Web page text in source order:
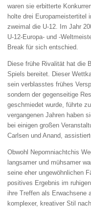
waren sie erbitterte
holte drei Europameistertitel
zweimal die U-12. Im Jahr
U-12-Europa- und -
Break für sich entschied.
Diese frühe Rivalität hat die
Spiels bereitet. Dieser
sein verblasstes frühes
sondern der gegenseitige
geschmiedet wurde, führte
vergangenen Jahren haben
bei einigen großen
Carlsen und Anand,
Obwohl Nepomniachtchis
langsamer und mühsamer
seine eher ungewöhnlichen
positives Ergebnis im
ihre Treffen als Erwachsene
komplexer, kreativer Stil